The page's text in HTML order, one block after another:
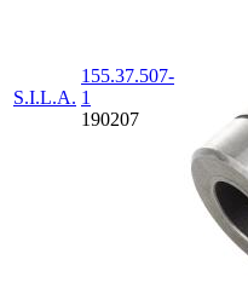
S.I.L.A.
155.37.507-
1
190207